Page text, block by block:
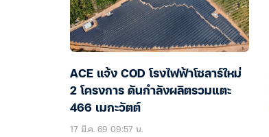
ACE แจ้ง COD โรงไฟฟ้าโซลาร์ใหม่
2 โครงการ ดันกำลังผลิตรวมแตะ
466 เมกะวัตต์
17 มี.ค. 69 09:57 น.